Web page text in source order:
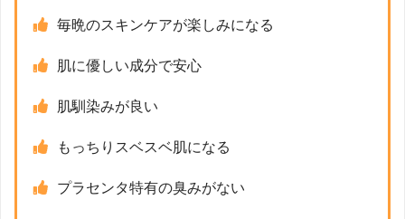
毎晩のスキンケアが楽しみになる
肌に優しい成分で安心
肌馴染みが良い
もっちりスベスベ肌になる
プラセンタ特有の臭みがない